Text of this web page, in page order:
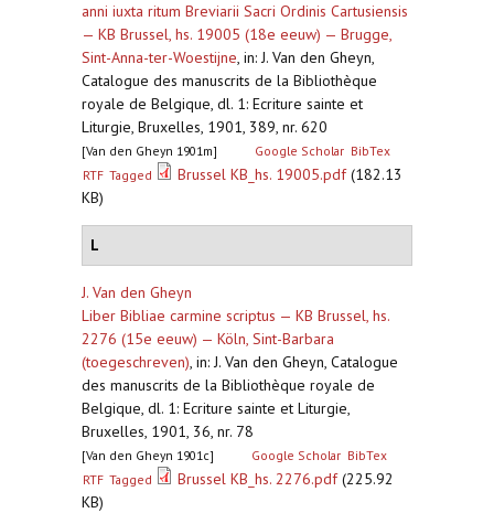
anni iuxta ritum Breviarii Sacri Ordinis Cartusiensis
— KB Brussel, hs. 19005 (18e eeuw) — Brugge,
Sint-Anna-ter-Woestijne, in: J. Van den Gheyn,
Catalogue des manuscrits de la Bibliothèque
royale de Belgique, dl. 1: Ecriture sainte et
Liturgie, Bruxelles, 1901, 389, nr. 620
[Van den Gheyn 1901m] Google Scholar BibTex
RTF Tagged Brussel KB_hs. 19005.pdf(182.13
KB)
L
J. Van den Gheyn
Liber Bibliae carmine scriptus — KB Brussel, hs.
2276 (15e eeuw) — Köln, Sint-Barbara
(toegeschreven), in: J. Van den Gheyn, Catalogue
des manuscrits de la Bibliothèque royale de
Belgique, dl. 1: Ecriture sainte et Liturgie,
Bruxelles, 1901, 36, nr. 78
[Van den Gheyn 1901c] Google Scholar BibTex
RTF Tagged Brussel KB_hs. 2276.pdf(225.92
KB)